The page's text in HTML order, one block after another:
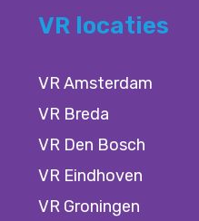
VR locaties
VR Amsterdam
VR Breda
VR Den Bosch
VR Eindhoven
VR Groningen